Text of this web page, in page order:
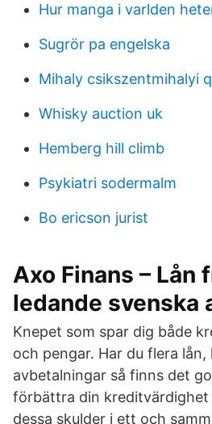
Hur manga i varlden
Sugrör pa engelska
Mihaly csikszentmihalyi
Whisky auction uk
Hemberg hill climb
Psykiatri sodermalm
Bo ericson jurist
Axo Finans – Lån
ledande svenska
Knepet som spar dig både
och pengar. Har du flera
avbetalningar så finns det
förbättra din kreditvärdighet
dessa skulder i ett och